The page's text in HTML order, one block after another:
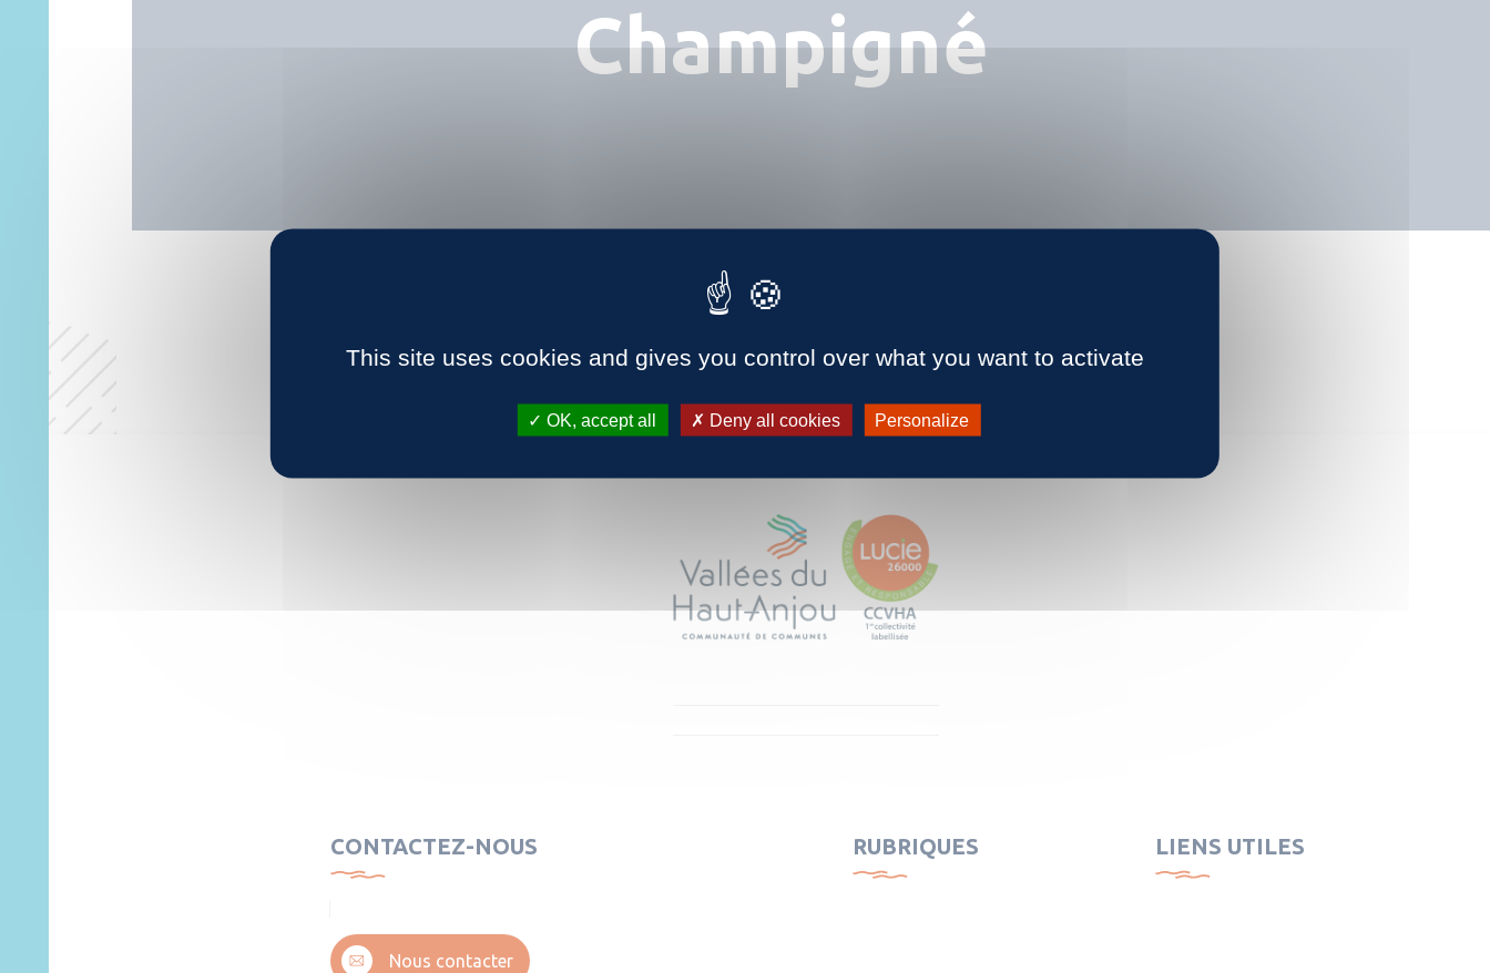
Champigné
CONTACTEZ-NOUS
Nous contacter
RUBRIQUES LIENS UTILES
This site uses cookies and gives you control over what you want to activate
OK, accept all Deny all cookies Personalize